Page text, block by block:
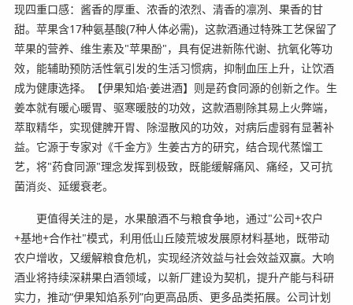
现四重口感：酱香的厚重、浓香的浓烈、清香的凛冽、果香的甘
甜。苹果含17种氨基酸(7种人体必需)，这款酒通过特殊工艺保留了
苹果的营养、维生素及"苹果酚"，具有促进新陈代谢、抗氧化等功
效，能辅助预防活性氧引发的生活习惯病，抑制血压上升，让饮酒
成为健康选择。【伊果知焰·姜进酒】则是药食同源的创新之作。生
姜本就有暖心暖胃、驱寒暖肢的功效，这款酒剔除其易上火弊端，
萃取精华，实现健脾开胃、除湿散风的功效，对病后虚弱有显著补
益。它源于专家对《千金方》生姜古方的研究，结合现代蒸馏工
艺，将"药食同源"理念发挥到极致，既能缓解痛风、痛经，又可抗
菌消炎、延缓衰老。
更值得关注的是，水果酿酒不与粮食争地，通过"公司+农户
+基地+合作社"模式，利用低山丘陵荒坡发展原材料基地，既带动
农户增收，又缓解粮食危机，实现经济效益与社会效益双赢。大响
酒业将持续深耕果白酒领域，以新厂建设为契机，提升产能与科研
实力，推动“伊果知焰系列”向更高品质、更多品类拓展。公司计划